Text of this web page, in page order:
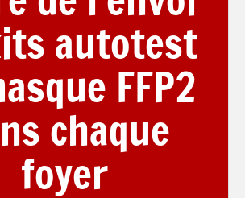
autotest
FFP2
chaque
foyer